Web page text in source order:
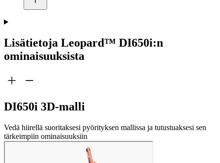
Lisätietoja Leopard™ DI650i:n
ominaisuuksista
DI650i 3D-malli
Vedä hiirellä suoritaksesi pyörityksen mallissa ja tutustuaksesi sen
tärkeimpiin ominaisuuksiin